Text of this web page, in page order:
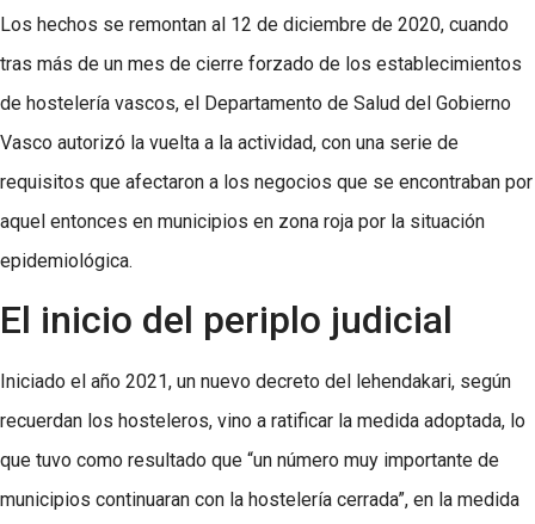
Los hechos se remontan al 12 de diciembre de 2020, cuando
tras más de un mes de cierre forzado de los establecimientos
de hostelería vascos, el Departamento de Salud del Gobierno
Vasco autorizó la vuelta a la actividad, con una serie de
requisitos que afectaron a los negocios que se encontraban por
aquel entonces en municipios en zona roja por la situación
epidemiológica.
El inicio del periplo judicial
Iniciado el año 2021, un nuevo decreto del lehendakari, según
recuerdan los hosteleros, vino a ratificar la medida adoptada, lo
que tuvo como resultado que “un número muy importante de
municipios continuaran con la hostelería cerrada”, en la medida